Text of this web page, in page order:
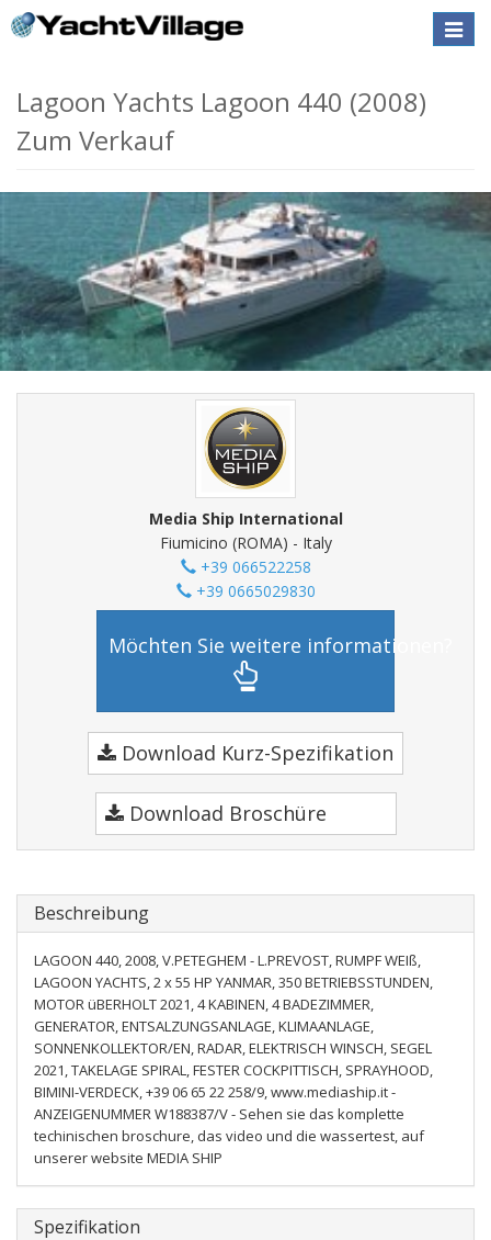
Toggle
Lagoon Yachts Lagoon 440 (2008)
Zum Verkauf
Media Ship International
Fiumicino (ROMA) - Italy
+39 066522258
+39 0665029830
Möchten Sie weitere informationen?
Download Kurz-Spezifikation
Download Broschüre
Beschreibung
LAGOON 440, 2008, V.PETEGHEM - L.PREVOST, RUMPF WEIß,
LAGOON YACHTS, 2 x 55 HP YANMAR, 350 BETRIEBSSTUNDEN,
MOTOR üBERHOLT 2021, 4 KABINEN, 4 BADEZIMMER,
GENERATOR, ENTSALZUNGSANLAGE, KLIMAANLAGE,
SONNENKOLLEKTOR/EN, RADAR, ELEKTRISCH WINSCH, SEGEL
2021, TAKELAGE SPIRAL, FESTER COCKPITTISCH, SPRAYHOOD,
BIMINI-VERDECK, +39 06 65 22 258/9, www.mediaship.it -
ANZEIGENUMMER W188387/V - Sehen sie das komplette
techinischen broschure, das video und die wassertest, auf
unserer website MEDIA SHIP
Spezifikation